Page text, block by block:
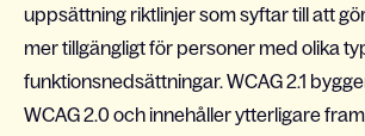
uppsättning riktlinjer som syftar till att
mer tillgängligt för personer med olika
funktionsnedsättningar. WCAG 2.1
WCAG 2.0 och innehåller ytterligare